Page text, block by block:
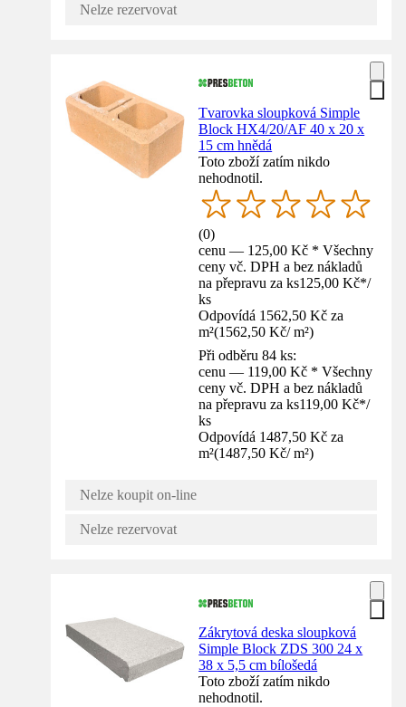
Nelze rezervovat
Tvarovka sloupková Simple
Block HX4/20/AF 40 x 20 x
15 cm hnědá
Toto zboží zatím nikdo
nehodnotil.
(0)
cenu — 125,00 Kč * Všechny
ceny vč. DPH a bez nákladů
na přepravu za ks125,00 Kč*/
ks
Odpovídá 1562,50 Kč za
m²(1562,50 Kč/ m²)
Při odběru 84 ks:
cenu — 119,00 Kč * Všechny
ceny vč. DPH a bez nákladů
na přepravu za ks119,00 Kč*/
ks
Odpovídá 1487,50 Kč za
m²(1487,50 Kč/ m²)
Nelze koupit on-line
Nelze rezervovat
Zákrytová deska sloupková
Simple Block ZDS 300 24 x
38 x 5,5 cm bílošedá
Toto zboží zatím nikdo
nehodnotil.